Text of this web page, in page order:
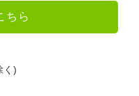
ちら
く)